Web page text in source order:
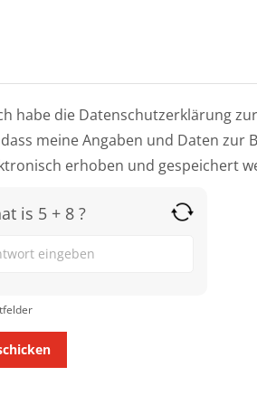
habe die Datenschutzerklärung
meine Angaben und Daten zur
erhoben und gespeichert
is 5 + 8 ?